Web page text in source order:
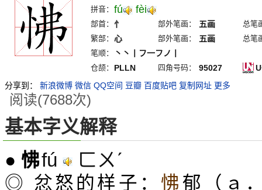
拼音： fú fèi
部首： 忄 部外笔画： 五画
总笔
繁部： 心 部外笔画： 五画
总笔
笔顺：
丶丶丨フ一フノ丨
仓颉： PLLN 四角号码： 95027
分享到：
新浪微博 微信 QQ空间 豆瓣 百度贴吧 复制网址 更多
阅读(7688次)
基本字义解释
● 怫fú ㄈㄨˊ
◎ 忿怒的样子： 怫郁（ａ